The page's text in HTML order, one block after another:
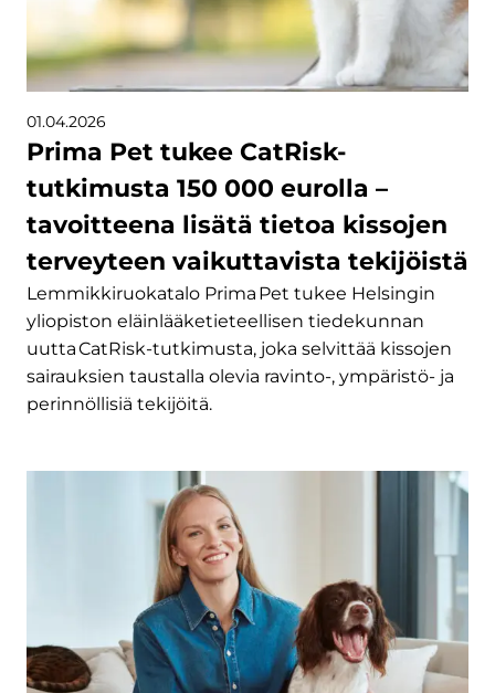
01.04.2026
Prima Pet tukee CatRisk-
tutkimusta 150 000 eurolla –
tavoitteena lisätä tietoa kissojen
terveyteen vaikuttavista tekijöistä
Lemmikkiruokatalo Prima Pet tukee Helsingin
yliopiston eläinlääketieteellisen tiedekunnan
uutta CatRisk-tutkimusta, joka selvittää kissojen
sairauksien taustalla olevia ravinto-, ympäristö- ja
perinnöllisiä tekijöitä.